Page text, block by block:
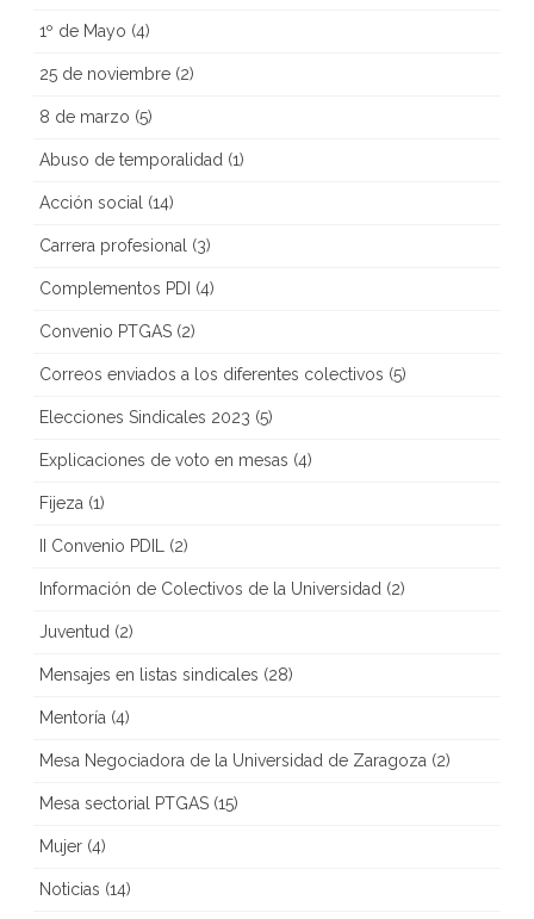
1º de Mayo (4)
25 de noviembre (2)
8 de marzo (5)
Abuso de temporalidad (1)
Acción social (14)
Carrera profesional (3)
Complementos PDI (4)
Convenio PTGAS (2)
Correos enviados a los diferentes colectivos (5)
Elecciones Sindicales 2023 (5)
Explicaciones de voto en mesas (4)
Fijeza (1)
II Convenio PDIL (2)
Información de Colectivos de la Universidad (2)
Juventud (2)
Mensajes en listas sindicales (28)
Mentoría (4)
Mesa Negociadora de la Universidad de Zaragoza (2)
Mesa sectorial PTGAS (15)
Mujer (4)
Noticias (14)